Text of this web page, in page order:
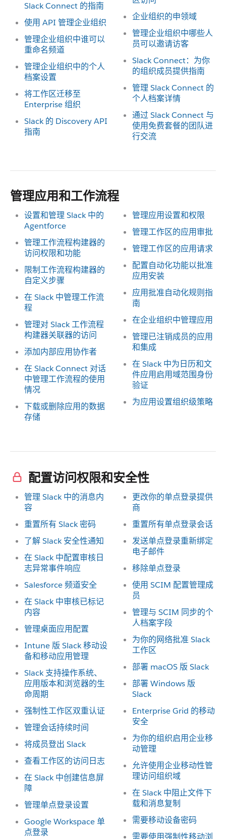
Slack Connect 的指南
使用 API 管理企业组织
管理企业组织中谁可以
重命名频道
管理企业组织中的个人
档案设置
将工作区迁移至
Enterprise 组织
Slack 的 Discovery API
指南
企业组织的申领域
管理企业组织中哪些人
员可以邀请访客
Slack Connect：为你
的组织成员提供指南
管理 Slack Connect 的
个人档案详情
通过 Slack Connect 与
使用免费套餐的团队进
行交流
管理应用和工作流程
设置和管理 Slack 中的
Agentforce
管理工作流程构建器的
访问权限和功能
限制工作流程构建器的
自定义步骤
在 Slack 中管理工作流
程
管理对 Slack 工作流程
构建器关联器的访问
添加内部应用协作者
在 Slack Connect 对话
中管理工作流程的使用
情况
下载或删除应用的数据
存储
管理应用设置和权限
管理工作区的应用审批
管理工作区的应用请求
配置自动化功能以批准
应用安装
应用批准自动化规则指
南
在企业组织中管理应用
管理已注销成员的应用
和集成
在 Slack 中为日历和文
件应用启用域范围身份
验证
为应用设置组织级策略
配置访问权限和安全性
管理 Slack 中的消息内
容
重置所有 Slack 密码
了解 Slack 安全性通知
在 Slack 中配置审核日
志异常事件响应
Salesforce 频道安全
在 Slack 中审核已标记
内容
管理桌面应用配置
Intune 版 Slack 移动设
备和移动应用管理
Slack 支持操作系统、
应用版本和浏览器的生
命周期
强制性工作区双重认证
管理会话持续时间
将成员登出 Slack
查看工作区的访问日志
在 Slack 中创建信息屏
障
管理单点登录设置
Google Workspace 单
点登录
更改你的单点登录提供
商
重置所有单点登录会话
发送单点登录重新绑定
电子邮件
移除单点登录
使用 SCIM 配置管理成
员
管理与 SCIM 同步的个
人档案字段
为你的网络批准 Slack
工作区
部署 macOS 版 Slack
部署 Windows 版
Slack
Enterprise Grid 的移动
安全
为你的组织启用企业移
动管理
允许使用企业移动性管
理访问组织域
在 Slack 中阻止文件下
载和消息复制
需要移动设备密码
需要使用强制性移动浏